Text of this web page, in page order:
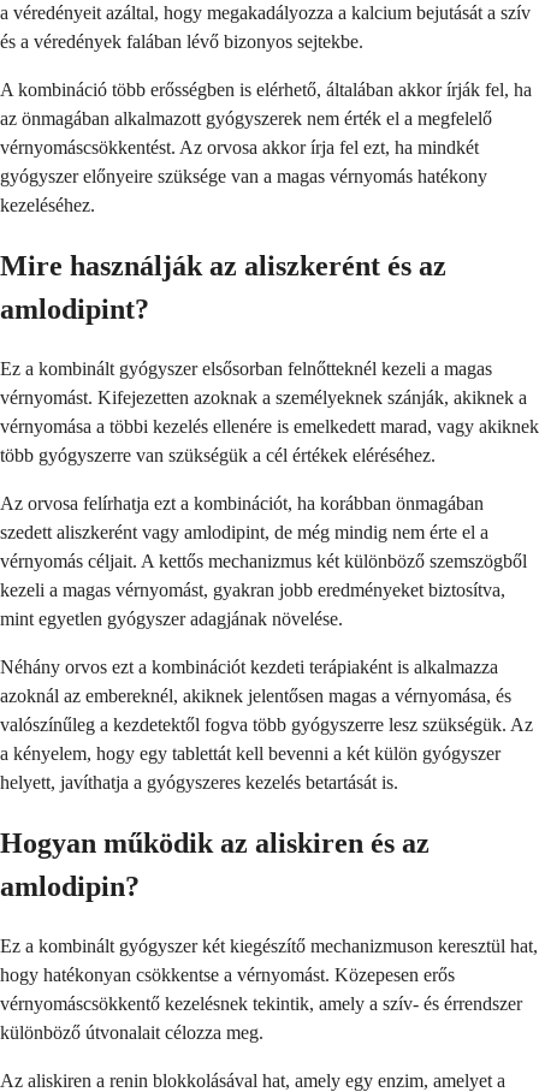
a véredényeit azáltal, hogy megakadályozza a kalcium bejutását a szív
és a véredények falában lévő bizonyos sejtekbe.
A kombináció több erősségben is elérhető, általában akkor írják fel, ha
az önmagában alkalmazott gyógyszerek nem érték el a megfelelő
vérnyomáscsökkentést. Az orvosa akkor írja fel ezt, ha mindkét
gyógyszer előnyeire szüksége van a magas vérnyomás hatékony
kezeléséhez.
Mire használják az aliszkerént és az
amlodipint?
Ez a kombinált gyógyszer elsősorban felnőtteknél kezeli a magas
vérnyomást. Kifejezetten azoknak a személyeknek szánják, akiknek a
vérnyomása a többi kezelés ellenére is emelkedett marad, vagy akiknek
több gyógyszerre van szükségük a cél értékek eléréséhez.
Az orvosa felírhatja ezt a kombinációt, ha korábban önmagában
szedett aliszkerént vagy amlodipint, de még mindig nem érte el a
vérnyomás céljait. A kettős mechanizmus két különböző szemszögből
kezeli a magas vérnyomást, gyakran jobb eredményeket biztosítva,
mint egyetlen gyógyszer adagjának növelése.
Néhány orvos ezt a kombinációt kezdeti terápiaként is alkalmazza
azoknál az embereknél, akiknek jelentősen magas a vérnyomása, és
valószínűleg a kezdetektől fogva több gyógyszerre lesz szükségük. Az
a kényelem, hogy egy tablettát kell bevenni a két külön gyógyszer
helyett, javíthatja a gyógyszeres kezelés betartását is.
Hogyan működik az aliskiren és az
amlodipin?
Ez a kombinált gyógyszer két kiegészítő mechanizmuson keresztül hat,
hogy hatékonyan csökkentse a vérnyomást. Közepesen erős
vérnyomáscsökkentő kezelésnek tekintik, amely a szív- és érrendszer
különböző útvonalait célozza meg.
Az aliskiren a renin blokkolásával hat, amely egy enzim, amelyet a